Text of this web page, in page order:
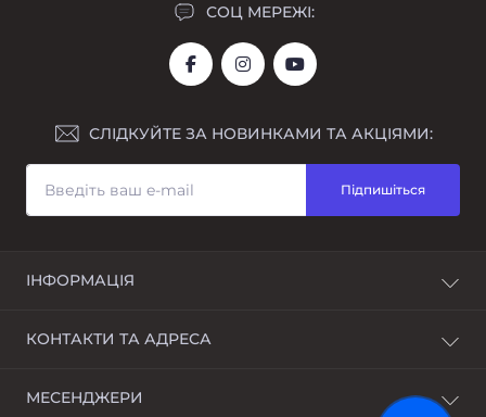
СОЦ МЕРЕЖІ:
СЛІДКУЙТЕ ЗА НОВИНКАМИ ТА АКЦІЯМИ:
Підпишіться
ІНФОРМАЦІЯ
Доставка та оплата
Гарантійний ремонт
КОНТАКТИ ТА АДРЕСА
МЕСЕНДЖЕРИ